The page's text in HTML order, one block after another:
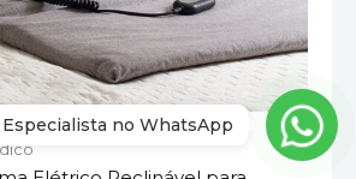
Especialista no WhatsApp